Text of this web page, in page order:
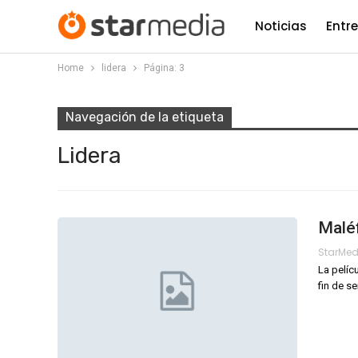
Noticias
Home lidera Página: 3
Navegación de la etiqueta
Lidera
La
fin de